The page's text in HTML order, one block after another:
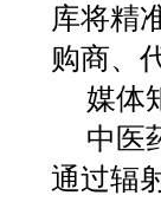
库将精
购商、
媒体
中医
通过辐